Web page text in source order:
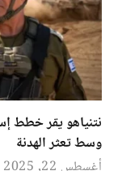
نتنياهو يقر خطط
وسط تعثر الهدنة